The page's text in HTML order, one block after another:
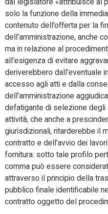
solo la funzione della
contenuto dell’offerta per la
dell’amministrazione, anche
ma in relazione al
all’esigenza di evitare
deriverebbero dall’eventuale
accesso agli atti e dalla
dell’amministrazione
defatigante di selezione
attività, che anche a
giurisdizionali, ritarderebbe il
contratto e dell’avvio dei
fornitura: sotto tale profilo
comma può essere
attraverso il principio della
pubblico finale identificabile
contratto oggetto del